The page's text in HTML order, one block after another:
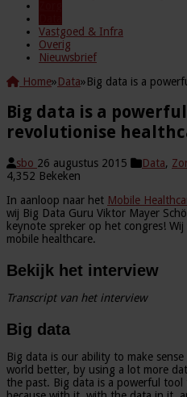
Vastgoed & Infra
Overig
Nieuwsbrief
Home»Data»Big data is a
Big data is a
revolutionise
sbo 26 augustus 2015 Data,
4,352 Bekeken
In aanloop naar het Mobile
wij Big Data Guru Viktor Mayer
keynote spreker op het congres!
mobile healthcare.
Bekijk het interview
Transcript van het interview
Big data
Big data is our ability to make
world better, by using a lot more
the past. Big data is a powerful